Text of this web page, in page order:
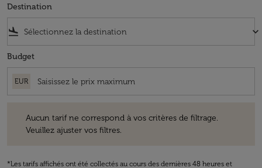
Destination
flight_land keyboard_arrow_down
Budget
EUR
Aucun tarif ne correspond à vos critères de filtrage.
Veuillez ajuster vos filtres.
*Les tarifs affichés ont été collectés au cours des dernières 48 heures et